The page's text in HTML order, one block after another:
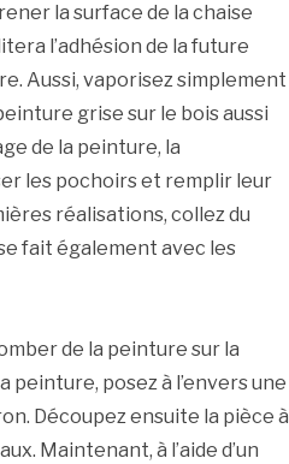
la surface de la chaise
l’adhésion de la future
Aussi, vaporisez simplement
grise sur le bois aussi
de la peinture, la
les pochoirs et remplir leur
réalisations, collez du
fait également avec les
de la peinture sur la
peinture, posez à l’envers une
Découpez ensuite la pièce à
Maintenant, à l’aide d’un